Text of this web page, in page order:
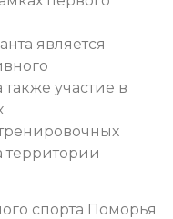
является
участие в
спорта Поморья